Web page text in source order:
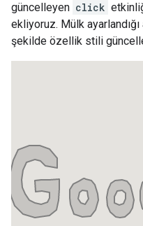
güncelleyen click
ekliyoruz. Mülk
şekilde özellik stili